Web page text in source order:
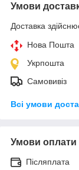
Умови
Доставка
Нова Пошта
Укрпошта
Самовивіз
Всі умови
Умови оплати
Післяплата